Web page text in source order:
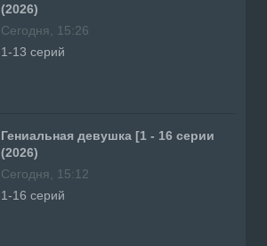
(2026)
Сегодня, 15:26
1-13 серий
Гениальная девушка [1 - 16 серии
(2026)
Сегодня, 15:12
1-16 серий